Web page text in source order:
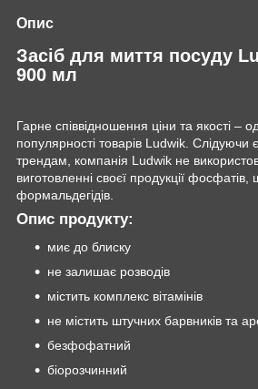
Опис
Засіб для миття посуду
900 мл
Гарне співвідношення ціни та якості –
популярності товарів Ludwik. Слідуючи
трендам, компанія Ludwik не
виготовленні своєї продукції фосфатів,
формальдегідів.
Опис продукту:
миє до блиску
не залишає розводів
містить комплекс вітамінів
не містить штучних барвників та
безфофатний
біорозчинний